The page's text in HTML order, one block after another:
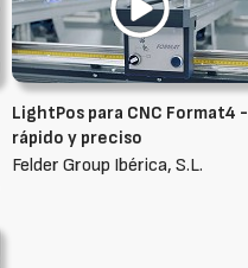
LightPos para CNC Format4 -
rápido y preciso
Felder Group Ibérica, S.L.